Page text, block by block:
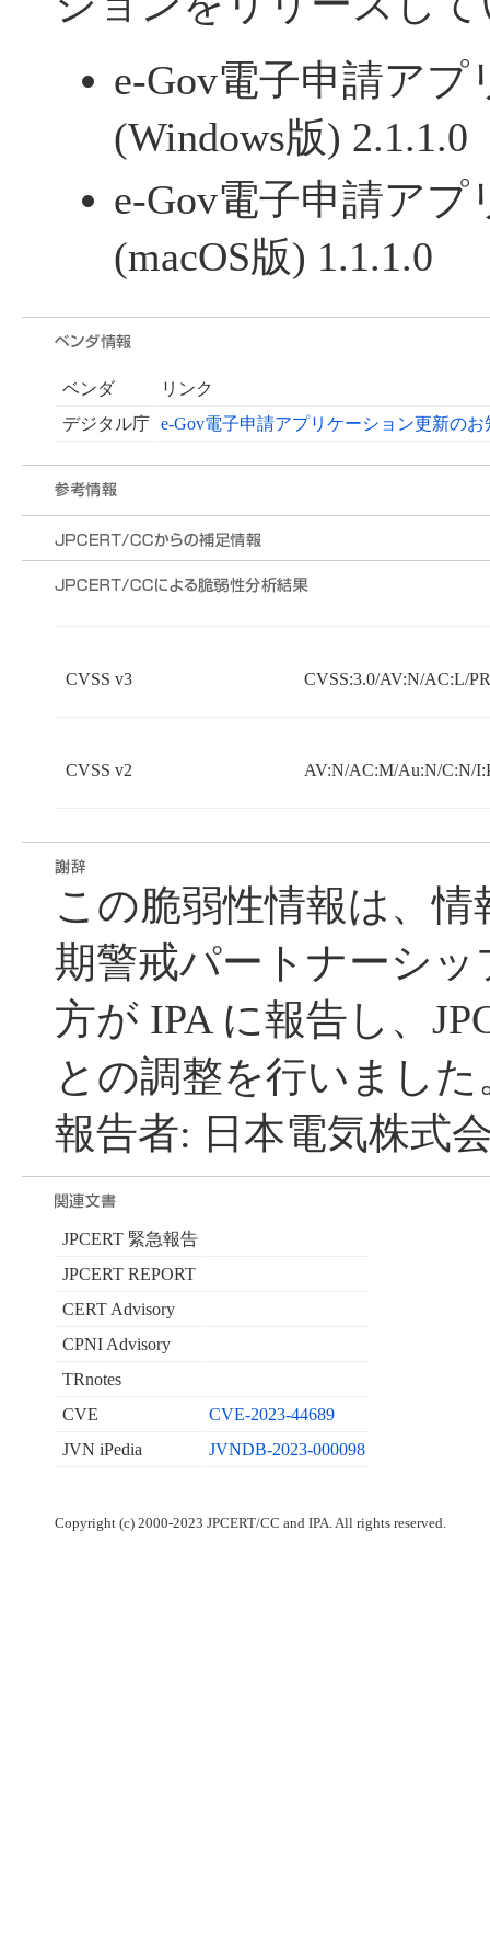
e-Gov電子申請アプ
(Windows版) 2.1.1.0
e-Gov電子申請アプ
(macOS版) 1.1.1.0
ベンダ
リンク
デジタル庁
e-Gov電子申請アプリケーション更新のお
CVSS v3 CVSS:3.0/AV:N/AC:L/
CVSS v2 AV:N/AC:M/Au:N/C:N/
この脆弱性情報は、
期警戒パートナーシ
方が IPA に報告し、
との調整を行いました
報告者: 日本電気株式
JPCERT 緊急報告
JPCERT REPORT
CERT Advisory
CPNI Advisory
TRnotes
CVE
CVE-2023-44689
JVN iPedia
JVNDB-2023-000098
Copyright (c) 2000-2023 JPCERT/CC and IPA. All rights reserved.